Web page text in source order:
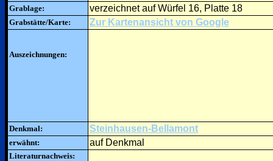
Grablage: verzeichnet auf Würfel 16, Platte 18
Grabstätte/Karte: Zur Kartenansicht von Google
Auszeichnungen:
Denkmal: Steinhausen-Bellamont
erwähnt: auf Denkmal
Literaturnachweis: